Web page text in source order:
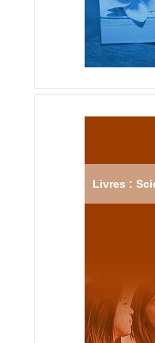
Livres :